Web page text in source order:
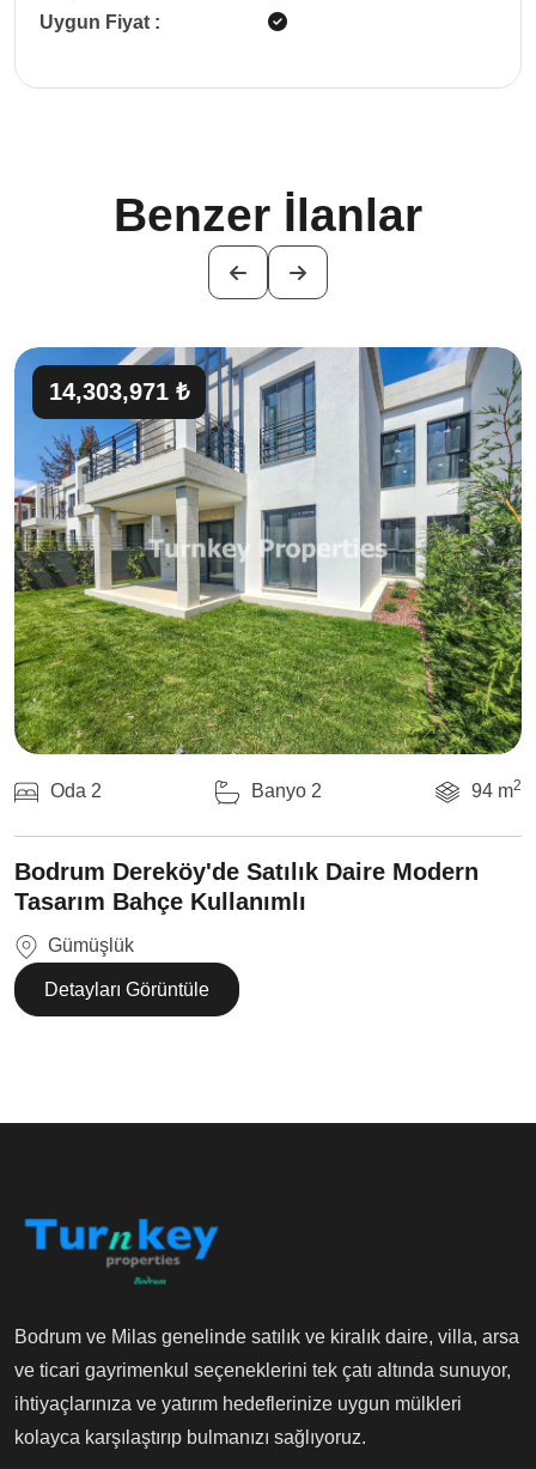
Uygun Fiyat :
Benzer İlanlar
14,303,971 ₺
Oda 2 Banyo 2 94 m2
Bodrum Dereköy'de Satılık Daire Modern
Tasarım Bahçe Kullanımlı
Gümüşlük
Detayları Görüntüle
Bodrum ve Milas genelinde satılık ve kiralık daire, villa, arsa
ve ticari gayrimenkul seçeneklerini tek çatı altında sunuyor,
ihtiyaçlarınıza ve yatırım hedeflerinize uygun mülkleri
kolayca karşılaştırıp bulmanızı sağlıyoruz.